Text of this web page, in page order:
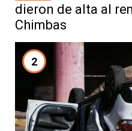
dieron de alta al
Chimbas
2